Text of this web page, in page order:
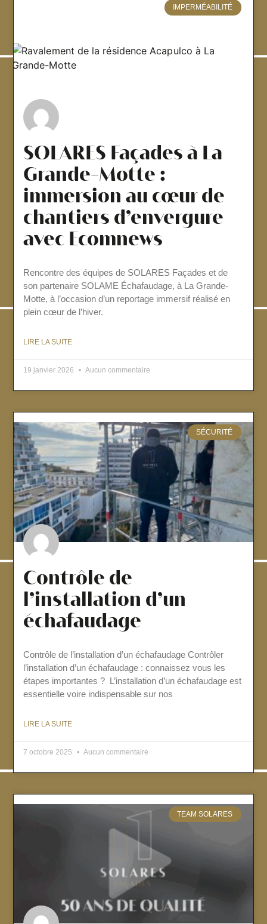
IMPERMÉABILITÉ
SOLARES Façades à La
Grande-Motte :
immersion au cœur de
chantiers d’envergure
avec Ecomnews
Rencontre des équipes de SOLARES Façades et de
son partenaire SOLAME Échafaudage, à La Grande-
Motte, à l’occasion d’un reportage immersif réalisé en
plein cœur de l’hiver.
LIRE LA SUITE
19 janvier 2026 Aucun commentaire
SÉCURITÉ
Contrôle de
l’installation d’un
échafaudage
Contrôle de l’installation d’un échafaudage Contrôler
l’installation d’un échafaudage : connaissez vous les
étapes importantes ? L’installation d’un échafaudage est
essentielle voire indispensable sur nos
LIRE LA SUITE
7 octobre 2025 Aucun commentaire
TEAM SOLARES